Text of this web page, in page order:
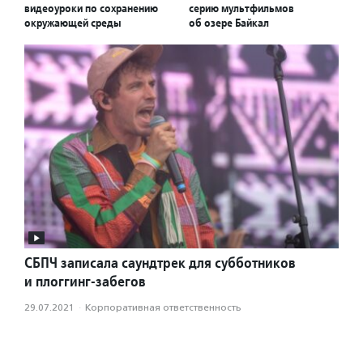
видеоуроки по сохранению
окружающей среды
серию мультфильмов
об озере Байкал
СБПЧ записала саундтрек для субботников
и плоггинг-забегов
29.07.2021 · Корпоративная ответственность